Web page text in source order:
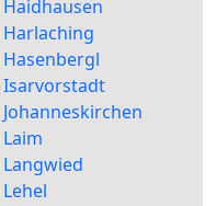
Isarvorstadt